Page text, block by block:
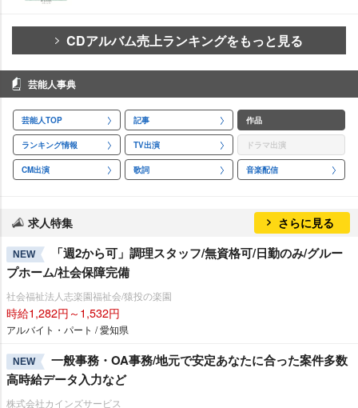
CDアルバム売上ランキングをもっと見る
芸能人事典
芸能人TOP 記事 作品
ランキング情報 TV出演 ドラマ出演
CM出演 歌詞 音楽配信
求人特集 さらに見る
NEW
「週2から可」調理スタッフ/無資格可/日勤のみ/グルー
プホーム/社会保障完備
社会福祉法人志楽園福祉会/猿投の楽園
時給1,282円～1,532円
アルバイト・パート / 愛知県
NEW
一般事務・OA事務/地元で安定あなたに合った案件多数
高時給データ入力など
株式会社カインズサービス